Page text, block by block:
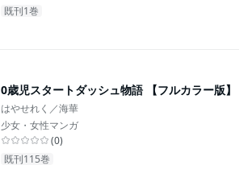
既刊1巻
0歳児スタートダッシュ物語 【フルカラー版】
はやせれく／海華
少女・女性マンガ
(0)
既刊115巻